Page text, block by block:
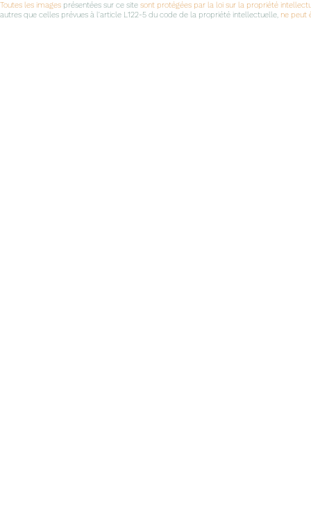
Toutes les images présentées sur ce site sont protégées par la loi sur la propriété
autres que celles prévues à l'article L122-5 du code de la propriété intellectuelle, ne peut